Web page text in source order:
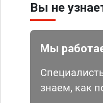
Вы не
Мы
знаем, как